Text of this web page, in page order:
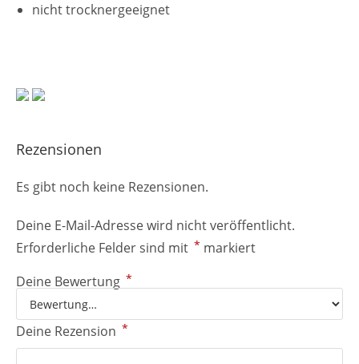
nicht trocknergeeignet
Rezensionen
Es gibt noch keine Rezensionen.
Deine E-Mail-Adresse wird nicht veröffentlicht.
Erforderliche Felder sind mit * markiert
Deine Bewertung *
Deine Rezension *